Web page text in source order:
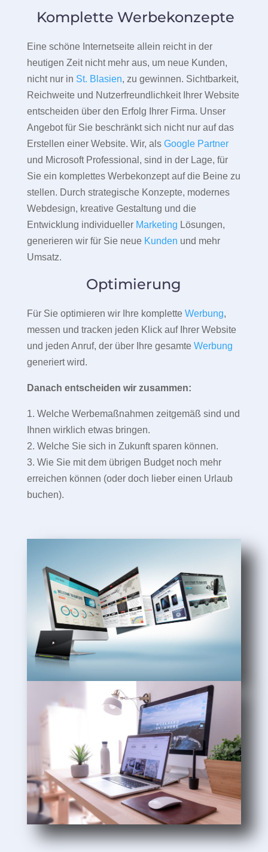
Komplette Werbekonzepte
Eine schöne Internetseite allein reicht in der
heutigen Zeit nicht mehr aus, um neue Kunden,
nicht nur in St. Blasien, zu gewinnen. Sichtbarkeit,
Reichweite und Nutzerfreundlichkeit Ihrer Website
entscheiden über den Erfolg Ihrer Firma. Unser
Angebot für Sie beschränkt sich nicht nur auf das
Erstellen einer Website. Wir, als Google Partner
und Microsoft Professional, sind in der Lage, für
Sie ein komplettes Werbekonzept auf die Beine zu
stellen. Durch strategische Konzepte, modernes
Webdesign, kreative Gestaltung und die
Entwicklung individueller Marketing Lösungen,
generieren wir für Sie neue Kunden und mehr
Umsatz.
Optimierung
Für Sie optimieren wir Ihre komplette Werbung,
messen und tracken jeden Klick auf Ihrer Website
und jeden Anruf, der über Ihre gesamte Werbung
generiert wird.
Danach entscheiden wir zusammen:
1. Welche Werbemaßnahmen zeitgemäß sind und
Ihnen wirklich etwas bringen.
2. Welche Sie sich in Zukunft sparen können.
3. Wie Sie mit dem übrigen Budget noch mehr
erreichen können (oder doch lieber einen Urlaub
buchen).